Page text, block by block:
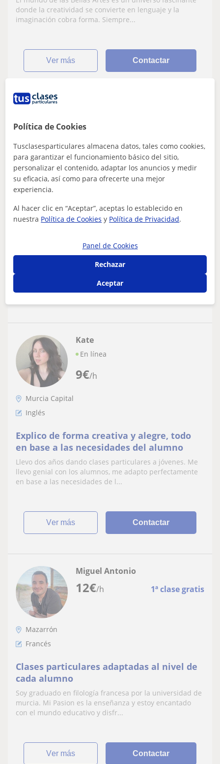
donde la creatividad se convierte en lenguaje y la
imaginación cobra forma. Siempre...
ver más Contactar
9€
Mazarrón, Murcia (Ciudad)
Primaria
Pedagoga ofrece clases particulares de
apoyo y refuerzo para primaria
impartir clases de apoyo y refuerzo educativo con niños
de infantil y primaria.
ver más Contactar
9€/h
Kate
En línea
Murcia Capital
Inglés
Explico de forma creativa y alegre, todo
en base a las necesidades del alumno
Llevo dos años dando clases particulares a jóvenes. Me
llevo genial con los alumnos, me adapto perfectamente
en base a las necesidades de l...
ver más Contactar
12€/h 1ª clase gratis
Miguel Antonio
Mazarrón
Francés
Clases particulares adaptadas al nivel de
cada alumno
Soy graduado en filología francesa por la universidad de
murcia. Mi Pasion es la enseñanza y estoy encantado
con el mundo educativo y disfr...
ver más Contactar
Política de Cookies
Tusclasesparticulares almacena datos, tales como cookies,
para garantizar el funcionamiento básico del sitio,
personalizar el contenido, adaptar los anuncios y medir
su eficacia, así como para ofrecerte una mejor
experiencia.
Al hacer clic en “Aceptar”, aceptas lo establecido en
nuestra Política de Cookies y Política de Privacidad.
Panel de Cookies
Rechazar
Aceptar